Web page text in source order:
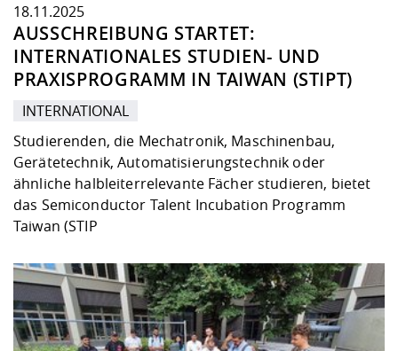
AUSSCHREIBUNG STARTET:
INTERNATIONALES STUDIEN- UND
PRAXISPROGRAMM IN TAIWAN (STIPT)
18.11.2025
INTERNATIONAL
Studierenden, die Mechatronik, Maschinenbau,
Gerätetechnik, Automatisierungstechnik oder
ähnliche halbleiterrelevante Fächer studieren, bietet
das Semiconductor Talent Incubation Programm
Taiwan (STIP